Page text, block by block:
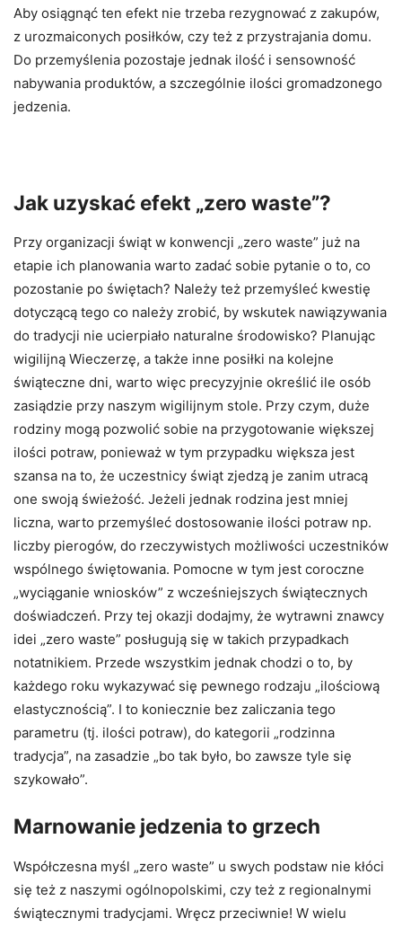
Aby osiągnąć ten efekt nie trzeba rezygnować z zakupów,
z urozmaiconych posiłków, czy też z przystrajania domu.
Do przemyślenia pozostaje jednak ilość i sensowność
nabywania produktów, a szczególnie ilości gromadzonego
jedzenia.
Jak uzyskać efekt „zero waste”?
Przy organizacji świąt w konwencji „zero waste” już na
etapie ich planowania warto zadać sobie pytanie o to, co
pozostanie po świętach? Należy też przemyśleć kwestię
dotyczącą tego co należy zrobić, by wskutek nawiązywania
do tradycji nie ucierpiało naturalne środowisko? Planując
wigilijną Wieczerzę, a także inne posiłki na kolejne
świąteczne dni, warto więc precyzyjnie określić ile osób
zasiądzie przy naszym wigilijnym stole. Przy czym, duże
rodziny mogą pozwolić sobie na przygotowanie większej
ilości potraw, ponieważ w tym przypadku większa jest
szansa na to, że uczestnicy świąt zjedzą je zanim utracą
one swoją świeżość. Jeżeli jednak rodzina jest mniej
liczna, warto przemyśleć dostosowanie ilości potraw np.
liczby pierogów, do rzeczywistych możliwości uczestników
wspólnego świętowania. Pomocne w tym jest coroczne
„wyciąganie wniosków” z wcześniejszych świątecznych
doświadczeń. Przy tej okazji dodajmy, że wytrawni znawcy
idei „zero waste” posługują się w takich przypadkach
notatnikiem. Przede wszystkim jednak chodzi o to, by
każdego roku wykazywać się pewnego rodzaju „ilościową
elastycznością”. I to koniecznie bez zaliczania tego
parametru (tj. ilości potraw), do kategorii „rodzinna
tradycja”, na zasadzie „bo tak było, bo zawsze tyle się
szykowało”.
Marnowanie jedzenia to grzech
Współczesna myśl „zero waste” u swych podstaw nie kłóci
się też z naszymi ogólnopolskimi, czy też z regionalnymi
świątecznymi tradycjami. Wręcz przeciwnie! W wielu